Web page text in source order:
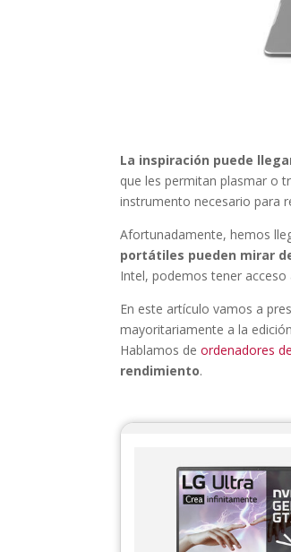
La inspiración puede
que les permitan plasmar o
instrumento necesario para
Afortunadamente, hemos
portátiles pueden mirar
Intel, podemos tener
En este artículo vamos a
mayoritariamente a la
Hablamos deordenadores
rendimiento.
LG Ultra